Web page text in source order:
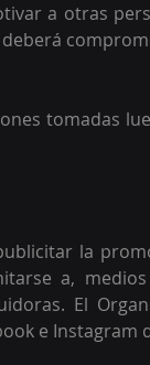
a otras
tomadas
la
a,
El
e Instagram